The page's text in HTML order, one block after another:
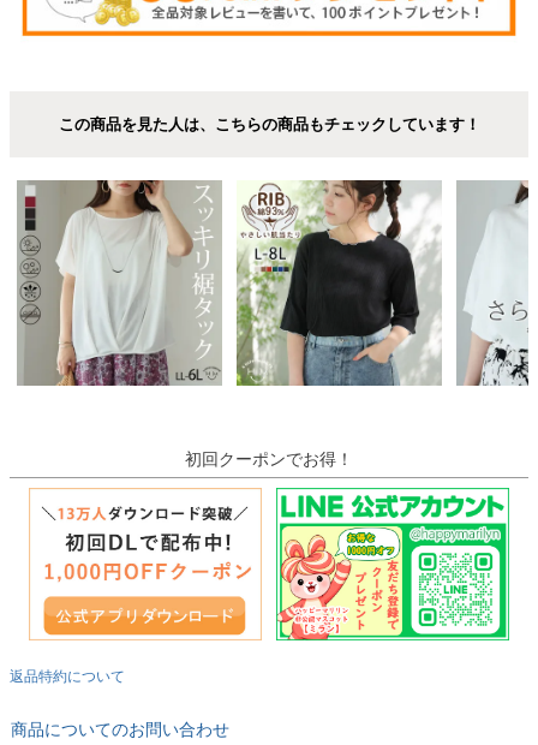
この商品を見た人は、こちらの商品もチェックしています！
初回クーポンでお得！
返品特約について
商品についてのお問い合わせ